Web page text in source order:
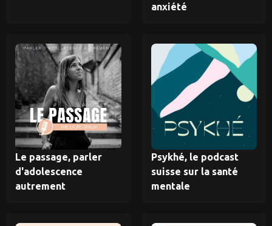
anxiété
Le passage, parler
d'adolescence
autrement
Psykhé, le podcast
suisse sur la santé
mentale